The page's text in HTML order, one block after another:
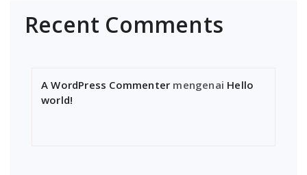
Recent Comments
A WordPress Commenter mengenai Hello
world!